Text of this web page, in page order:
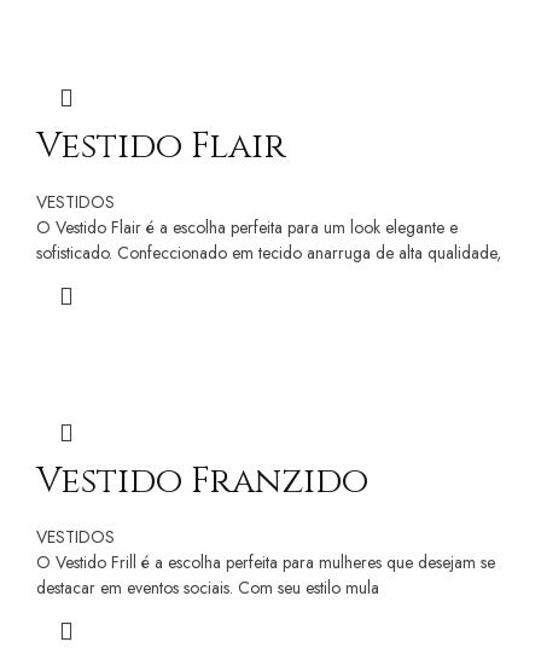
Vestido Flair
VESTIDOS
O Vestido Flair é a escolha perfeita para um look elegante e
sofisticado. Confeccionado em tecido anarruga de alta qualidade,
Vestido Franzido
VESTIDOS
O Vestido Frill é a escolha perfeita para mulheres que desejam se
destacar em eventos sociais. Com seu estilo mula